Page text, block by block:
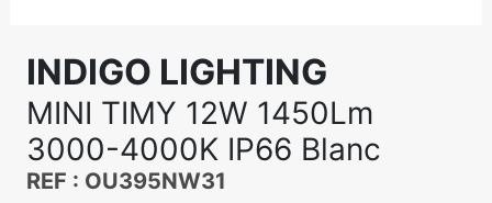
INDIGO LIGHTING
MINI TIMY 12W 1450Lm
3000-4000K IP66 Blanc
REF : OU395NW31